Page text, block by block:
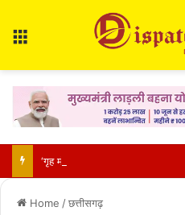
Home /छत्तीसगढ़